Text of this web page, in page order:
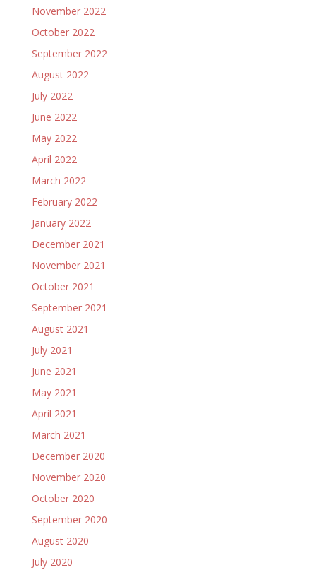
November 2022
October 2022
September 2022
August 2022
July 2022
June 2022
May 2022
April 2022
March 2022
February 2022
January 2022
December 2021
November 2021
October 2021
September 2021
August 2021
July 2021
June 2021
May 2021
April 2021
March 2021
December 2020
November 2020
October 2020
September 2020
August 2020
July 2020